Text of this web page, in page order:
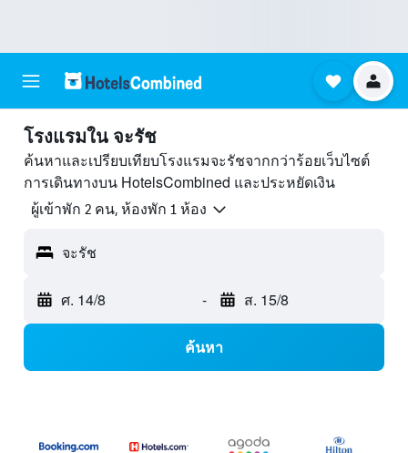
โรงแรมใน จะรัช
ค้นหาและเปรียบเทียบโรงแรมจะรัชจากกว่าร้อยเว็บไซต์
การเดินทางบน HotelsCombined และประหยัดเงิน
ผู้เข้าพัก 2 คน, ห้องพัก 1 ห้อง
จะรัช
ศ. 14/8 - ส. 15/8
ค้นหา